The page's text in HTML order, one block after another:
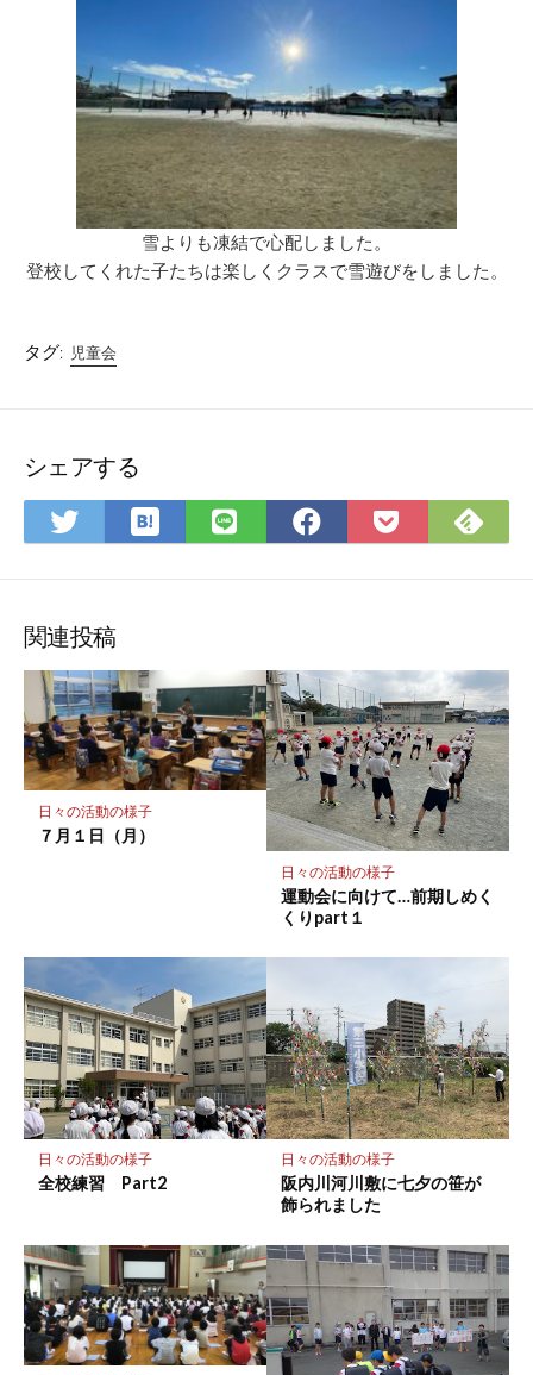
雪よりも凍結で心配しました。
登校してくれた子たちは楽しくクラスで雪遊びをしました。
タグ: 児童会
シェアする
Twitter
で
ア
は
て
ク
マ
ー
ク
に
LINE
で
Facebook
で
Pocket
に
で
関連投稿
日々の活動の様子
７月１日（月）
日々の活動の様子
運動会に向けて…前期しめく
くりpart１
日々の活動の様子
全校練習 Part2
日々の活動の様子
阪内川河川敷に七夕の笹が
飾られました